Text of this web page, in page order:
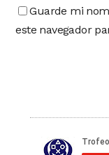
Guarde mi
este navegador